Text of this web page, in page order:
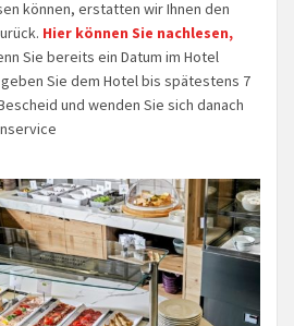
können, erstatten wir Ihnen den
Hier können Sie nachlesen,
Sie bereits ein Datum im Hotel
Sie dem Hotel bis spätestens 7
und wenden Sie sich danach